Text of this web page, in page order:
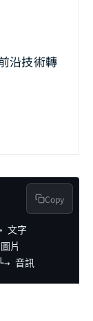
沿技術轉
字
片
音訊
Copy